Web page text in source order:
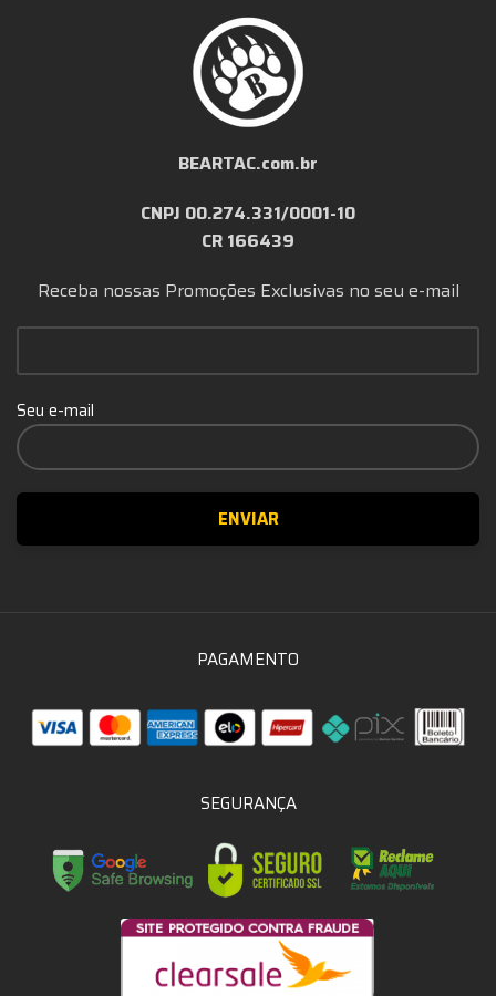
BEARTAC.com.br
CNPJ 00.274.331/0001-10
CR 166439
Receba nossas Promoções Exclusivas no seu e-mail
Seu e-mail
PAGAMENTO
SEGURANÇA